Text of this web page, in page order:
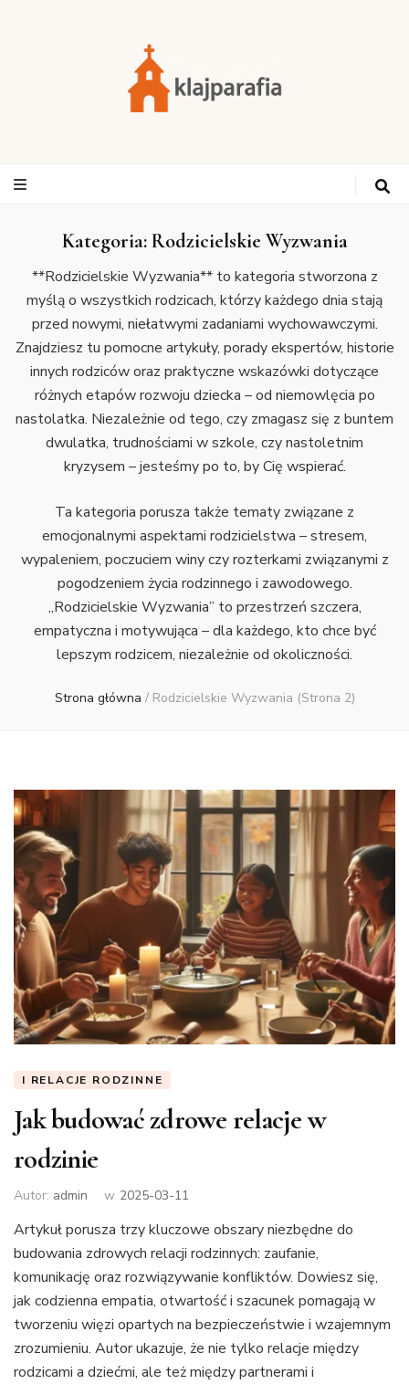
Kategoria:Rodzicielskie Wyzwania
**Rodzicielskie Wyzwania** to kategoria stworzona z
myślą o wszystkich rodzicach, którzy każdego dnia stają
przed nowymi, niełatwymi zadaniami wychowawczymi.
Znajdziesz tu pomocne artykuły, porady ekspertów, historie
innych rodziców oraz praktyczne wskazówki dotyczące
różnych etapów rozwoju dziecka – od niemowlęcia po
nastolatka. Niezależnie od tego, czy zmagasz się z buntem
dwulatka, trudnościami w szkole, czy nastoletnim
kryzysem – jesteśmy po to, by Cię wspierać.
Ta kategoria porusza także tematy związane z
emocjonalnymi aspektami rodzicielstwa – stresem,
wypaleniem, poczuciem winy czy rozterkami związanymi z
pogodzeniem życia rodzinnego i zawodowego.
„Rodzicielskie Wyzwania” to przestrzeń szczera,
empatyczna i motywująca – dla każdego, kto chce być
lepszym rodzicem, niezależnie od okoliczności.
Strona główna / Rodzicielskie Wyzwania (Strona 2)
I RELACJE RODZINNE
Jak budować zdrowe relacje w
rodzinie
Autor: admin w 2025-03-11
Artykuł porusza trzy kluczowe obszary niezbędne do
budowania zdrowych relacji rodzinnych: zaufanie,
komunikację oraz rozwiązywanie konfliktów. Dowiesz się,
jak codzienna empatia, otwartość i szacunek pomagają w
tworzeniu więzi opartych na bezpieczeństwie i wzajemnym
zrozumieniu. Autor ukazuje, że nie tylko relacje między
rodzicami a dziećmi, ale też między partnerami i